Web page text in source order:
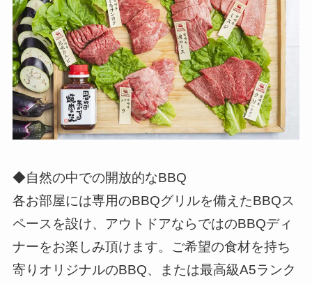
◆自然の中での開放的なBBQ
各お部屋には専用のBBQグリルを備えたBBQス
ペースを設け、アウトドアならではのBBQディ
ナーをお楽しみ頂けます。ご希望の食材を持ち
寄りオリジナルのBBQ、または最高級A5ランク